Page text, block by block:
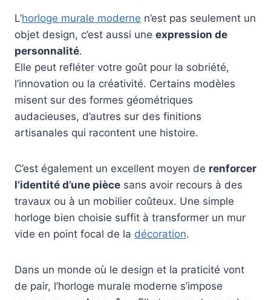
L’horloge murale moderne n’est pas seulement un
objet design, c’est aussi une expression de
personnalité.
Elle peut refléter votre goût pour la sobriété,
l’innovation ou la créativité. Certains modèles
misent sur des formes géométriques
audacieuses, d’autres sur des finitions
artisanales qui racontent une histoire.
C’est également un excellent moyen de renforcer
l’identité d’une pièce sans avoir recours à des
travaux ou à un mobilier coûteux. Une simple
horloge bien choisie suffit à transformer un mur
vide en point focal de la décoration.
Dans un monde où le design et la praticité vont
de pair, l’horloge murale moderne s’impose